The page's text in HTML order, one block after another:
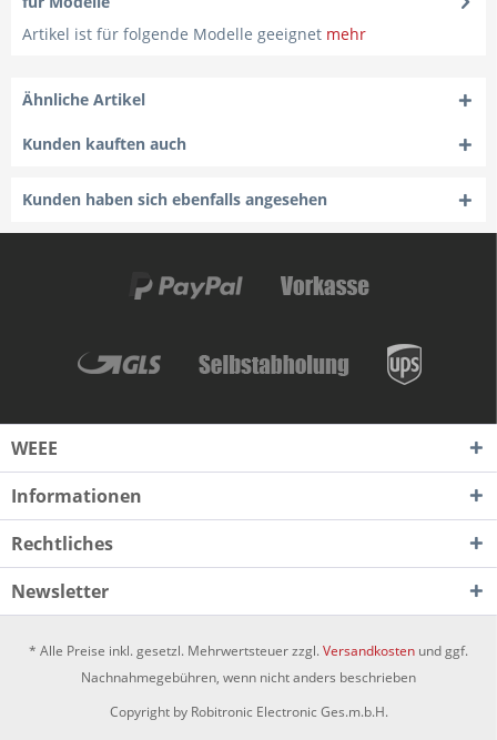
Artikel ist für folgende Modelle geeignet mehr
Ähnliche Artikel
Kunden kauften auch
Kunden haben sich ebenfalls angesehen
WEEE
Informationen
Rechtliches
Newsletter
* Alle Preise inkl. gesetzl. Mehrwertsteuer zzgl.Versandkosten und ggf.
Nachnahmegebühren, wenn nicht anders beschrieben
Copyright by Robitronic Electronic Ges.m.b.H.